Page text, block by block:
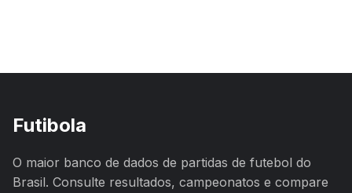
Futibola
O maior banco de dados de partidas de futebol do
Brasil. Consulte resultados, campeonatos e compare